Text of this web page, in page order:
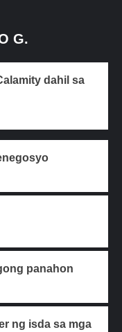
G.
dahil sa
panahon
ng isda sa mga